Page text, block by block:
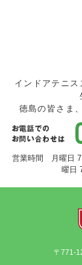
インドアテニ
徳島の皆さま
営業時間 月曜日
曜日
〒771-